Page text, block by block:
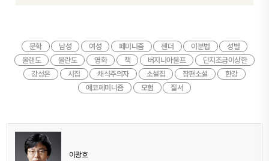
문학 남성 여성 페미니즘 젠더 이분법
성별
올랜도
올란도 영화 책 버지니아울프
단지조금이상한
강성은
시집 채식주의자 소설집 장편소설
한강
에코페미니즘
모험 질서
이광호